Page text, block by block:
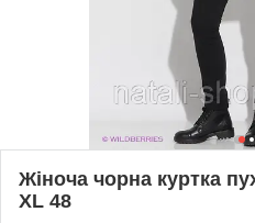
Жіноча чорна куртка
XL 48